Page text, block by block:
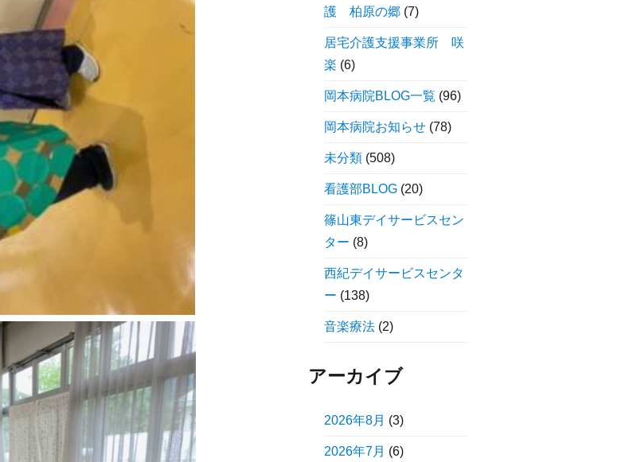
護 柏原の郷(7)
居宅介護支援事業所 咲
楽 (6)
岡本病院BLOG一覧 (96)
岡本病院お知らせ(78)
未分類(508)
看護部BLOG(20)
篠山東デイサービスセン
ター (8)
西紀デイサービスセンタ
ー (138)
音楽療法(2)
アーカイブ
2026年8月 (3)
2026年7月 (6)